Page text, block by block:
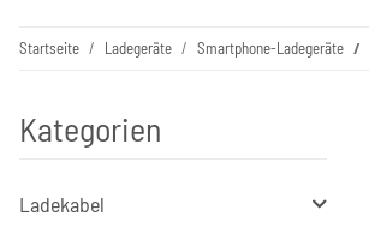
Startseite Ladegeräte Smartphone-Ladegeräte
Kategorien
Ladekabel